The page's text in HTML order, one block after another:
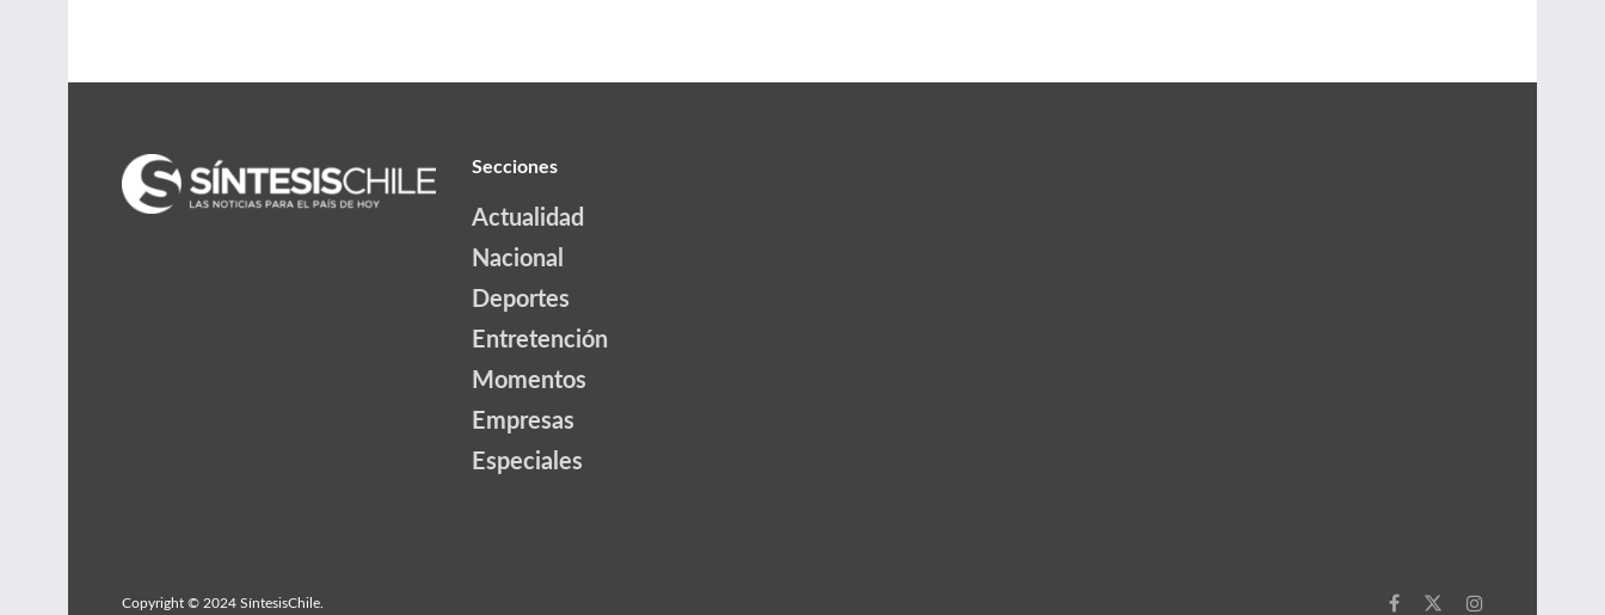
Secciones
Actualidad
Nacional
Deportes
Entretención
Momentos
Empresas
Especiales
Copyright © 2024 SíntesisChile.